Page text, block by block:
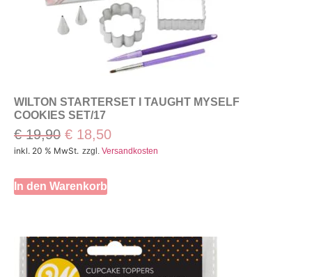
WILTON STARTERSET I TAUGHT MYSELF
COOKIES SET/17
€19,90 € 18,50
inkl. 20 % MwSt. zzgl. Versandkosten
In den Warenkorb